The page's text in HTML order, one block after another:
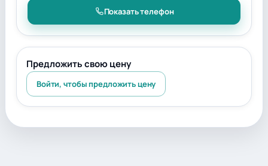
Показать телефон
Предложить свою цену
Войти, чтобы предложить цену